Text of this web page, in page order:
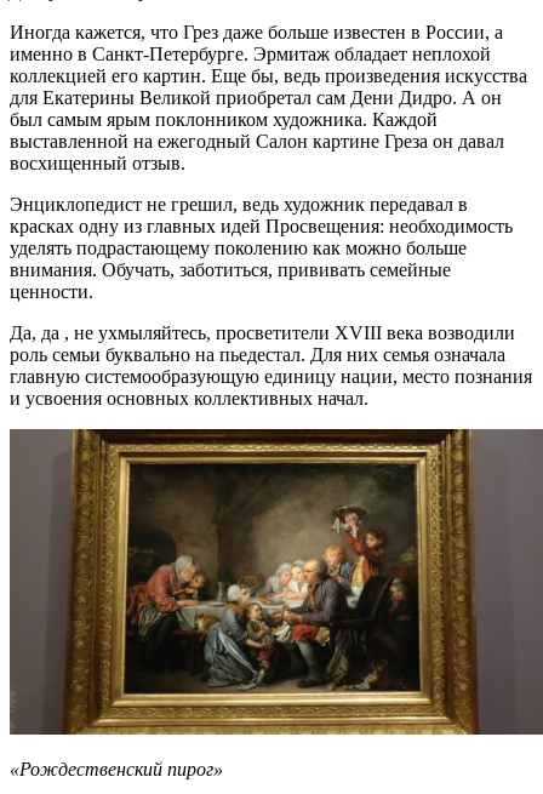
Иногда кажется, что Грез даже больше известен в России, а
именно в Санкт-Петербурге. Эрмитаж обладает неплохой
коллекцией его картин. Еще бы, ведь произведения искусства
для Екатерины Великой приобретал сам Дени Дидро. А он
был самым ярым поклонником художника. Каждой
выставленной на ежегодный Салон картине Греза он давал
восхищенный отзыв.
Энциклопедист не грешил, ведь художник передавал в
красках одну из главных идей Просвещения: необходимость
уделять подрастающему поколению как можно больше
внимания. Обучать, заботиться, прививать семейные
ценности.
Да, да , не ухмыляйтесь, просветители XVIII века возводили
роль семьи буквально на пьедестал. Для них семья означала
главную системообразующую единицу нации, место познания
и усвоения основных коллективных начал.
«Рождественский пирог»